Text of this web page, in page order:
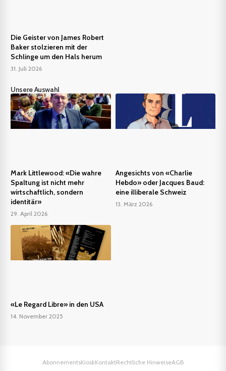
Die Geister von James Robert
Baker stolzieren mit der
Schlinge um den Hals herum
31. Juli 2026
Unsere Auswahl
Mark Littlewood: «Die wahre
Spaltung ist nicht mehr
wirtschaftlich, sondern
identitär»
29. April 2026
Angesichts von «Charlie
Hebdo» oder Jacques Baud:
eine illiberale Schweiz
13. März 2026
«Le Regard Libre» in den USA
14. November 2025
AbonnementsKioskKontaktRechtliche HinweiseAGB